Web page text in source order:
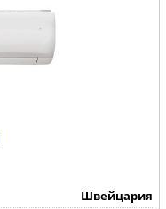
Швейцария